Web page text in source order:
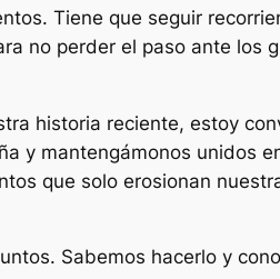
Tiene que seguir
no perder el paso ante los
historia reciente, estoy
y mantengámonos unidos
que solo erosionan
Sabemos hacerlo y